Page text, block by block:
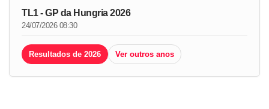
TL1 - GP da Hungria 2026
24/07/2026 08:30
Resultados de 2026 Ver outros anos